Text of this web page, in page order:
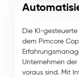
Die KI-
dem Pimcore
Unternehmen
voraus sind. Mit